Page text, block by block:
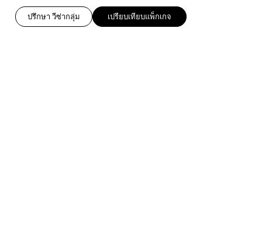
ปรึกษา วีซ่ากลุ่ม เปรียบเทียบแพ็กเกจ